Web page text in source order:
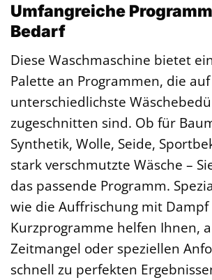
Umfangreiche
Bedarf
Diese Waschmaschine bietet
Palette an Programmen, die auf
unterschiedlichste
zugeschnitten sind. Ob für
Synthetik, Wolle, Seide,
stark verschmutzte Wäsche –
das passende Programm.
wie die Auffrischung mit
Kurzprogramme helfen Ihnen,
Zeitmangel oder speziellen
schnell zu perfekten